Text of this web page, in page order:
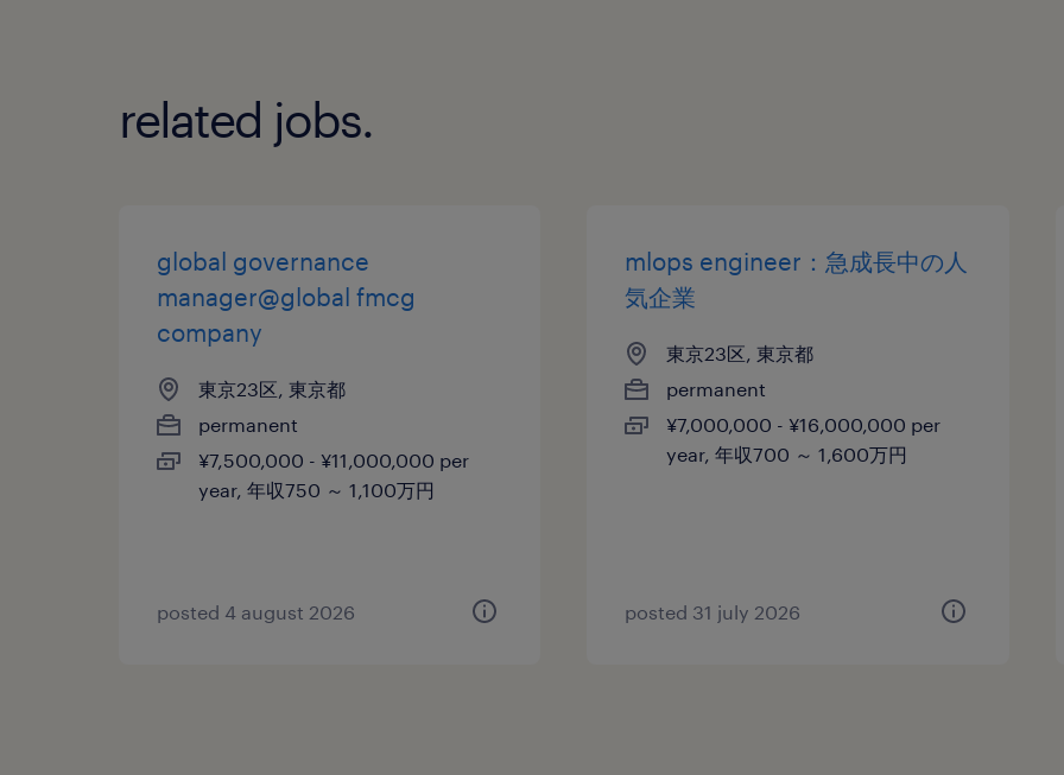
related jobs.
global governance
manager@global fmcg
company
東京23区, 東京都
permanent
¥7,500,000 - ¥11,000,000 per
year, 年収750 ～ 1,100万円
posted 4 august 2026
mlops engineer：急成長中の人
気企業
東京23区, 東京都
permanent
¥7,000,000 - ¥16,000,000 per
year, 年収700 ～ 1,600万円
posted 31 july 2026